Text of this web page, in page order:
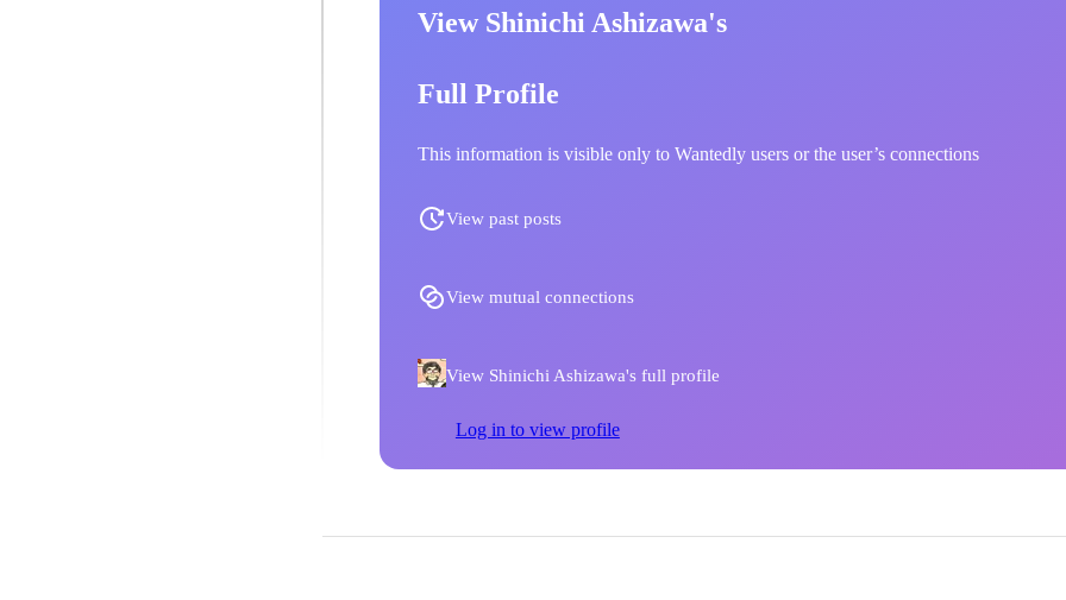
View Shinichi Ashizawa's
Full Profile
This information is visible only to Wantedly users or the user’s connections
View past posts
View mutual connections
View Shinichi Ashizawa's full profile
Log in to view profile